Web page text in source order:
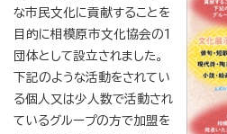
な市民文化に貢献することを
目的に相模原市文化協会の1
団体として設立されました。
下記のような活動をされてい
る個人又は少人数で活動され
ているグループの方で加盟を